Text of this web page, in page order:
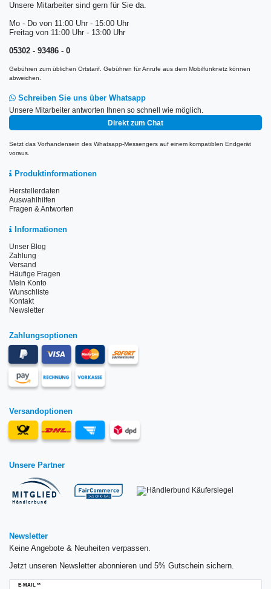
Unsere Mitarbeiter sind gern für Sie da.
Mo - Do von 11:00 Uhr - 15:00 Uhr
Freitag von 11:00 Uhr - 13:00 Uhr
05302 - 93486 - 0
Gebühren zum üblichen Ortstarif. Gebühren für Anrufe aus dem Mobilfunknetz können
abweichen.
Schreiben Sie uns über Whatsapp
Unsere Mitarbeiter antworten Ihnen so schnell wie möglich.
Direkt zum Chat
Setzt das Vorhandensein des Whatsapp-Messengers auf einem kompatiblen Endgerät
voraus.
Produktinformationen
Herstellerdaten
Auswahlhilfen
Fragen & Antworten
Informationen
Unser Blog
Zahlung
Versand
Häufige Fragen
Mein Konto
Wunschliste
Kontakt
Newsletter
Zahlungsoptionen
Versandoptionen
Unsere Partner
Newsletter
Keine Angebote & Neuheiten verpassen.
Jetzt unseren Newsletter abonnieren und 5% Gutschein sichern.
E-MAIL **
Newsletter